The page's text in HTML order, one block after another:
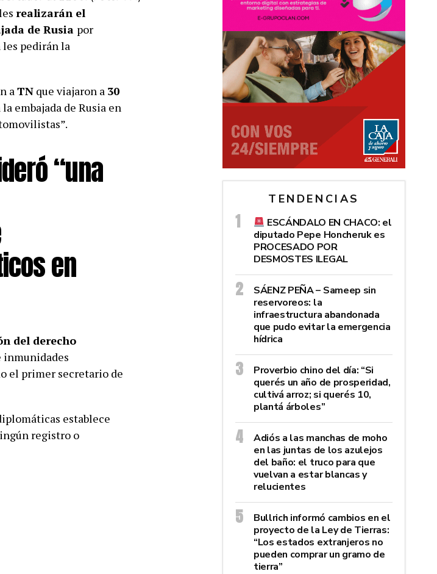
realizarán el
de Rusia por
les pedirán la
aTN que viajaron a 30
embajada de Rusia en
“una
en
del derecho
inmunidades
el primer secretario de
establece
registro o
TENDENCIAS
ESCÁNDALO EN CHACO: el
diputado Pepe Honcheruk es
PROCESADO POR
DESMOSTES ILEGAL
SÁENZ PEÑA – Sameep sin
reservoreos: la
infraestructura abandonada
que pudo evitar la emergencia
hídrica
Proverbio chino del día: “Si
querés un año de prosperidad,
cultivá arroz; si querés 10,
plantá árboles”
Adiós a las manchas de moho
en las juntas de los azulejos
del baño: el truco para que
vuelvan a estar blancas y
relucientes
Bullrich informó cambios en el
proyecto de la Ley de Tierras:
“Los estados extranjeros no
pueden comprar un gramo de
tierra”